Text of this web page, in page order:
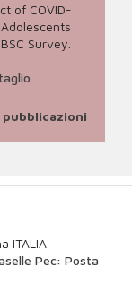
of COVID-
Survey.
ITALIA
Pec: Posta